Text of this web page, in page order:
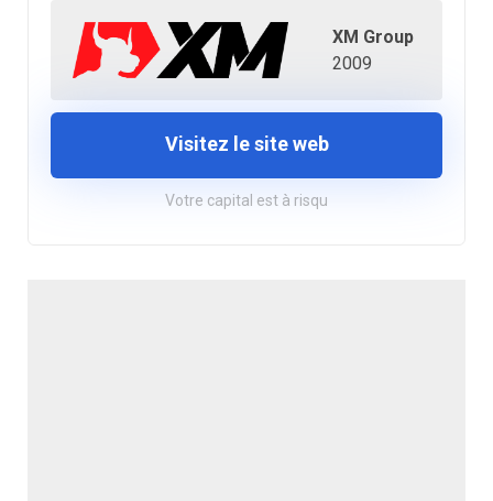
XM Group
2009
Visitez le site web
Votre capital est à risqu